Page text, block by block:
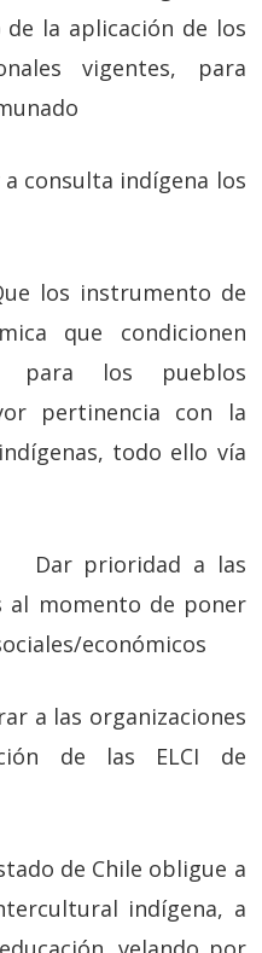
la aplicación de los
vigentes, para
indígena los
de
que condicionen
para los pueblos
pertinencia con la
todo ello vía
a las
al momento de poner
económicos
organizaciones
de las ELCI de
Chile obligue a
indígena, a